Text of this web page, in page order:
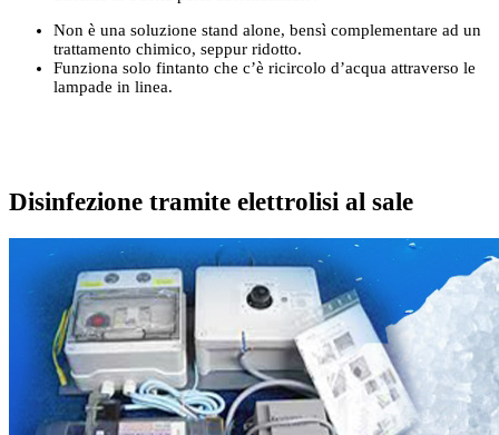
Non è una soluzione stand alone, bensì complementare ad un
trattamento chimico, seppur ridotto.
Funziona solo fintanto che c’è ricircolo d’acqua attraverso le
lampade in linea.
Disinfezione tramite elettrolisi al sale